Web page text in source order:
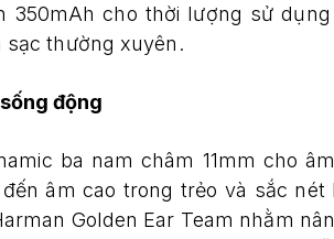
350mAh cho thời lượng sử
sạc thường xuyên.
động
ba nam châm 11mm cho
âm cao trong trẻo và sắc nét
Golden Ear Team nhằm